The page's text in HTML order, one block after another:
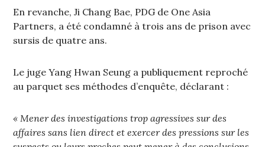
En revanche, Ji Chang Bae, PDG de One Asia
Partners, a été condamné à trois ans de prison avec
sursis de quatre ans.
Le juge Yang Hwan Seung a publiquement reproché
au parquet ses méthodes d’enquête, déclarant :
« Mener des investigations trop agressives sur des
affaires sans lien direct et exercer des pressions sur les